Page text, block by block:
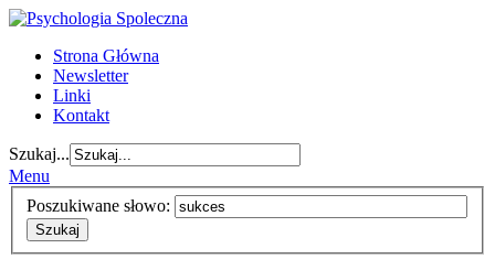
Strona Główna
Newsletter
Linki
Kontakt
Szukaj...
Menu
Poszukiwane słowo:
Szukaj